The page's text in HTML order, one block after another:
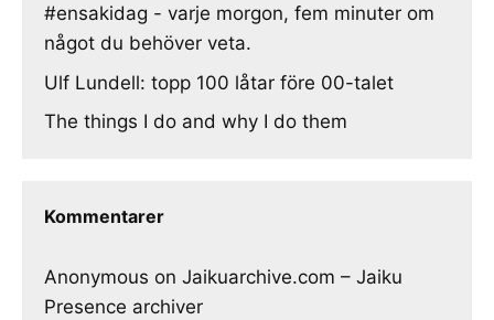
#ensakidag - varje morgon, fem minuter om
något du behöver veta.
Ulf Lundell: topp 100 låtar före 00-talet
The things I do and why I do them
Kommentarer
Anonymous on Jaikuarchive.com – Jaiku
Presence archiver